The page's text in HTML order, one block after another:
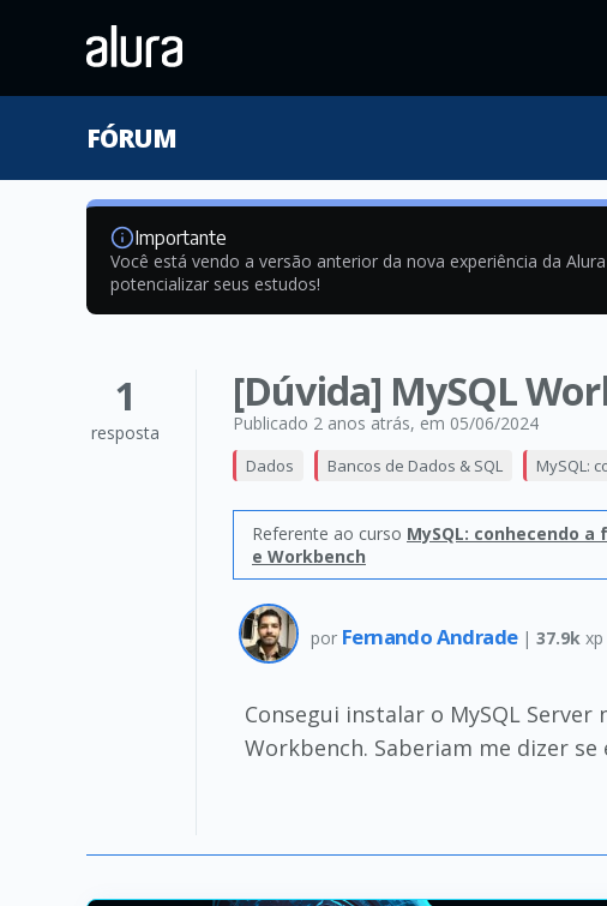
FÓRUM
Importante
Você está vendo a versão anterior da nova experiência da
potencializar seus estudos!
1
resposta
[Dúvida] MySQL
Publicado 2 anos atrás, em 05/06/2024
Dados Bancos de Dados & SQL MySQL:
Referente ao curso MySQL: conhecendo
e Workbench
por Fernando Andrade | 37.9k
Consegui instalar o MySQL
Workbench. Saberiam me dizer